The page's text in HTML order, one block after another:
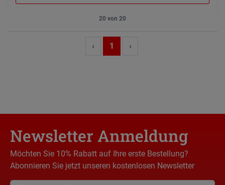
20 von 20
‹ 1 ›
Newsletter Anmeldung
Möchten Sie 10% Rabatt auf Ihre erste Bestellung?
Abonnieren Sie jetzt unseren kostenlosen Newsletter